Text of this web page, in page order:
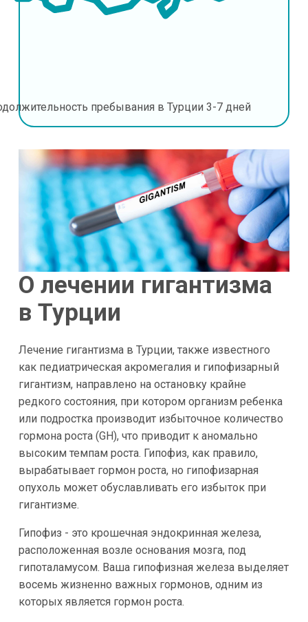
пребывания в Турции 3-7 дней
О лечении гигантизма
в Турции
Лечение гигантизма в Турции, также известного
как педиатрическая акромегалия и гипофизарный
гигантизм, направлено на остановку крайне
редкого состояния, при котором организм ребенка
или подростка производит избыточное количество
гормона роста (GH), что приводит к аномально
высоким темпам роста. Гипофиз, как правило,
вырабатывает гормон роста, но гипофизарная
опухоль может обуславливать его избыток при
гигантизме.
Гипофиз - это крошечная эндокринная железа,
расположенная возле основания мозга, под
гипоталамусом. Ваша гипофизная железа выделяет
восемь жизненно важных гормонов, одним из
которых является гормон роста.